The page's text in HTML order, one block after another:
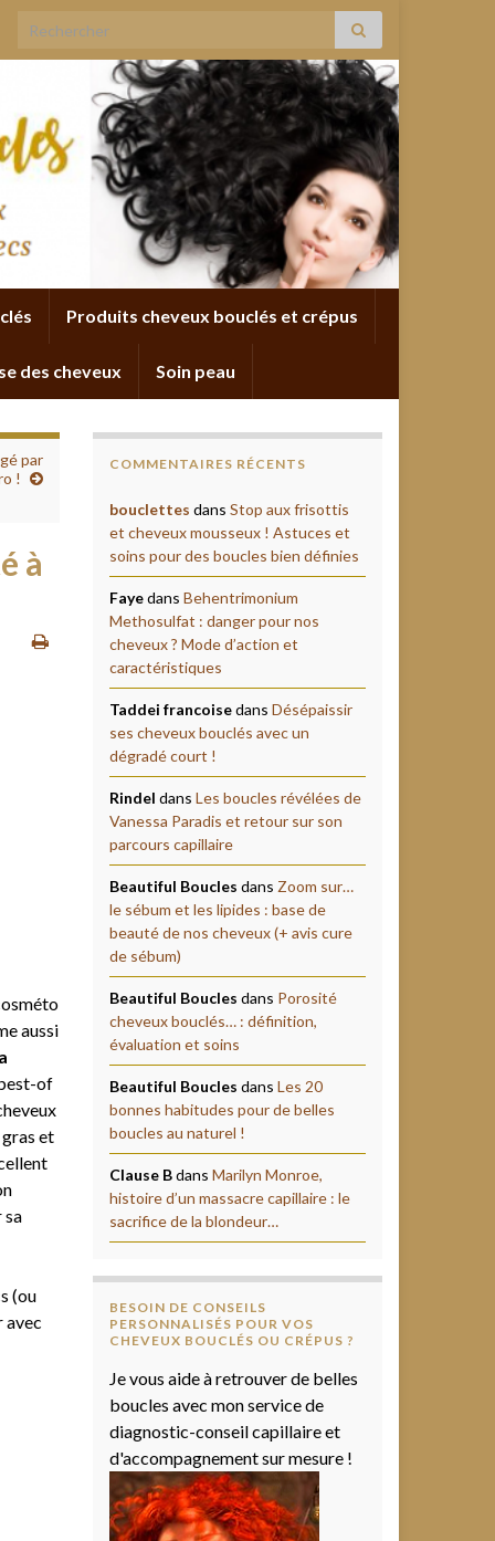
Search for:
Produits cheveux bouclés et crépus
des cheveux Soin peau
par
!
à
aussi
of
et
(ou
avec
COMMENTAIRES RÉCENTS
bouclettes dans Stop aux frisottis
et cheveux mousseux ! Astuces et
soins pour des boucles bien définies
Fayedans Behentrimonium
Methosulfat : danger pour nos
cheveux ? Mode d’action et
caractéristiques
Taddei francoisedans Désépaissir
ses cheveux bouclés avec un
dégradé court !
Rindel dans Les boucles révélées de
Vanessa Paradis et retour sur son
parcours capillaire
Beautiful Boucles dans Zoom sur…
le sébum et les lipides : base de
beauté de nos cheveux (+ avis cure
de sébum)
Beautiful Boucles dans Porosité
cheveux bouclés… : définition,
évaluation et soins
Beautiful Boucles dans Les 20
bonnes habitudes pour de belles
boucles au naturel !
Clause Bdans Marilyn Monroe,
histoire d’un massacre capillaire : le
sacrifice de la blondeur…
BESOIN DE CONSEILS
PERSONNALISÉS POUR VOS
CHEVEUX BOUCLÉS OU CRÉPUS ?
Je vous aide à retrouver de belles
boucles avec mon service de
diagnostic-conseil capillaire et
d'accompagnement sur mesure !